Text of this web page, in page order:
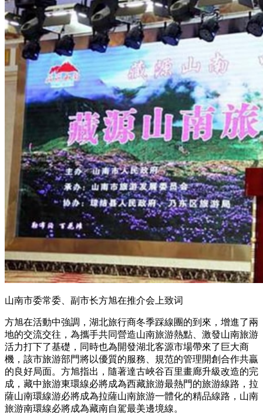
山南市委常委、副市长方旭在推介会上致词
方旭在活動中強調，湖北旅行商冬季踩線團的到來，增進了兩
地的交流交往，為攜手共同營造山南旅游熱點、激發山南旅游
活力打下了基礎，同時也為開發湖北客源市場帶來了巨大商
機，該市旅游部門將以優質的服務、規范的管理開創合作共贏
的良好局面。方旭指出，隨著達古峽谷百里畫廊升級改造的完
成，藏中旅游東環線必將成為西藏旅游最熱門的旅游線路，拉
薩山南環線游必將成為拉薩山南旅游一體化的精品線路，山南
旅游南環線必將成為藏南自駕最美邊境線。